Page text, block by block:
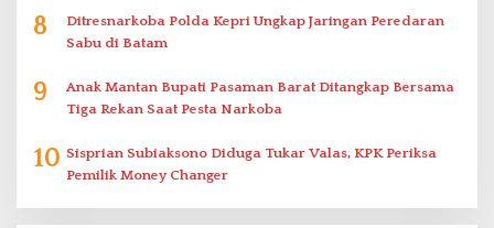
8
Ditresnarkoba Polda Kepri Ungkap Jaringan Peredaran
Sabu di Batam
9
Anak Mantan Bupati Pasaman Barat Ditangkap Bersama
Tiga Rekan Saat Pesta Narkoba
10 Sisprian Subiaksono Diduga Tukar Valas, KPK Periksa
Pemilik Money Changer